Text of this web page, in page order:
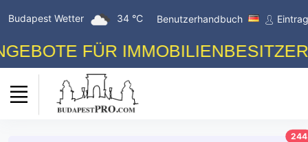
Budapest Wetter 34 °C Benutzerhandbuch
FÜR IMMOBILIENBESITZER!
244